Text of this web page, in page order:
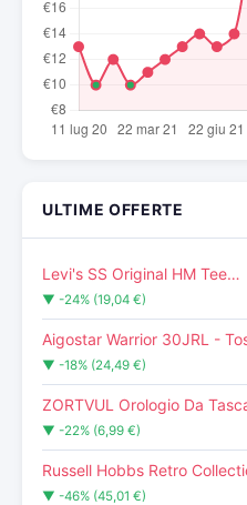
ULTIME OFFERTE
Levi's SS Original HM Tee…
▼ -24% (19,04 €)
Aigostar Warrior 30JRL -
▼ -18% (24,49 €)
ZORTVUL Orologio Da
▼ -22% (6,99 €)
Russell Hobbs Retro
▼ -46% (45,01 €)